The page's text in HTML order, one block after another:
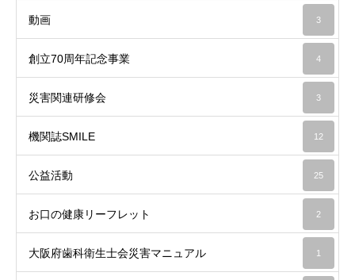
動画 3
創立70周年記念事業 4
災害関連研修会 3
機関誌SMILE 12
公益活動 25
お口の健康リーフレット 2
大阪府歯科衛生士会災害マニュアル 1